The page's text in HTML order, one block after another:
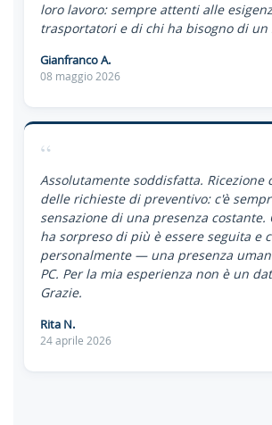
loro lavoro: sempre attenti alle
trasportatori e di chi ha bisogno di un
Gianfranco A.
08 maggio 2026
“
Assolutamente soddisfatta. Ricezione
delle richieste di preventivo: c'è
sensazione di una presenza costante.
ha sorpreso di più è essere seguita e
personalmente — una presenza
PC. Per la mia esperienza non è un
Grazie.
Rita N.
24 aprile 2026